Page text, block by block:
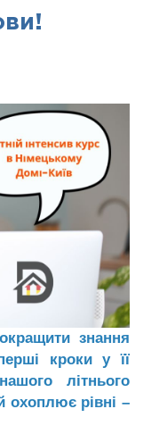
знання
кроки у її
літнього
охоплює рівні –